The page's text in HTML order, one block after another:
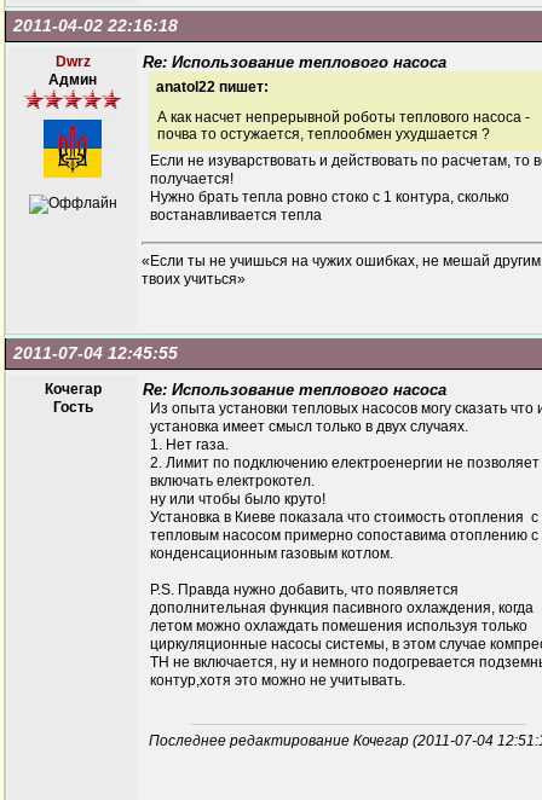
2011-04-02 22:16:18
Dwrz
Админ
Re: Использование теплового насоса
anatol22 пишет:
А как насчет непрерывной роботы теплового насоса -
почва то остужается, теплообмен ухудшается ?
Если не изуварствовать и действовать по расчетам, то
получается!
Нужно брать тепла ровно стоко с 1 контура, сколько
востанавливается тепла
«Если ты не учишься на чужих ошибках, не мешай
твоих учиться»
2011-07-04 12:45:55
Кочегар
Гость
Re: Использование теплового насоса
Из опыта установки тепловых насосов могу сказать что
установка имеет смысл только в двух случаях.
1. Нет газа.
2. Лимит по подключению електроенергии не позволяет
включать електрокотел.
ну или чтобы было круто!
Установка в Киеве показала что стоимость отопления с
тепловым насосом примерно сопоставима отоплению с
конденсационным газовым котлом.
P.S. Правда нужно добавить, что появляется
дополнительная функция пасивного охлаждения, когда
летом можно охлаждать помешения используя только
циркуляционные насосы системы, в этом случае
ТН не включается, ну и немного подогревается
контур,хотя это можно не учитывать.
Последнее редактирование Кочегар (2011-07-04